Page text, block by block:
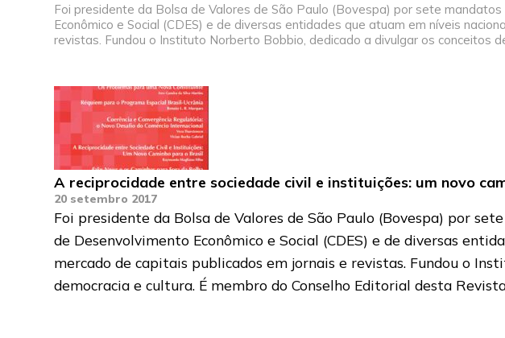
Foi presidente da Bolsa de Valores de São Paulo (Bovespa) por sete
Econômico e Social (CDES) e de diversas entidades que atuam em níveis
revistas. Fundou o Instituto Norberto Bobbio, dedicado a divulgar os conceitos
A reciprocidade entre sociedade civil e instituições: um novo
20 setembro 2017
Foi presidente da Bolsa de Valores de São Paulo (Bovespa) por
de Desenvolvimento Econômico e Social (CDES) e de diversas
mercado de capitais publicados em jornais e revistas. Fundou o
democracia e cultura. É membro do Conselho Editorial desta